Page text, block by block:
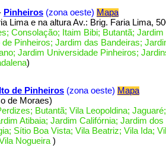
Pinheiros (zona oeste) Mapa
Lima e na altura Av.: Brig. Faria Lima,
Consolação; Itaim Bibi; Butantã; Jardim
Pinheiros; Jardim das Bandeiras;
Jardim Universidade Pinheiros;
)
de Pinheiros (zona oeste) Mapa
de Moraes)
Butantã; Vila Leopoldina; Jaguaré;
Atibaia; Jardim Califórnia; Jardim dos
Sítio Boa Vista; Vila Beatriz; Vila Ida;
Nogueira )